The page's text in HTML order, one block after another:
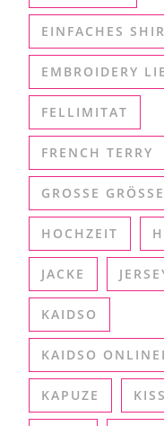
EINFACHES
EMBROIDERY
FELLIMITAT
FRENCH TERRY
GROSSE GRÖSSEN
HOCHZEIT
JACKE
KAIDSO
KAIDSO
KAPUZE